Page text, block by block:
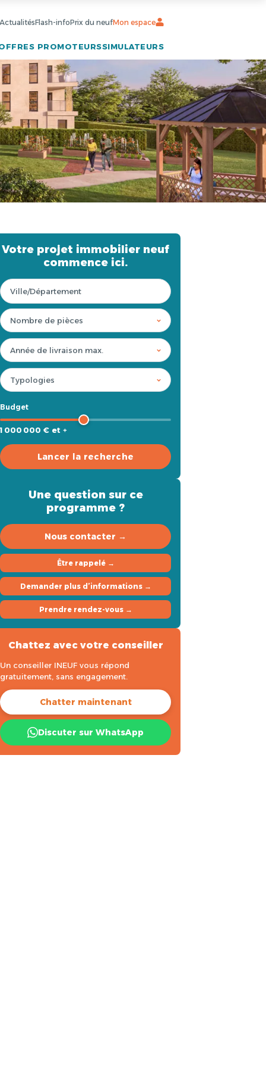
ActualitésFlash-infoPrix du neufMon espace
PROMOTEURSSIMULATEURS
Votre projet immobilier neuf
commence ici.
Budget
1 000 000 € et +
Lancer la recherche
Une question sur ce
programme ?
Nous contacter →
Être rappelé →
Demander plus d’informations →
Prendre rendez-vous →
Chattez avec votre conseiller
Un conseiller INEUF vous répond
gratuitement, sans engagement.
Chatter maintenant
Discuter sur WhatsApp